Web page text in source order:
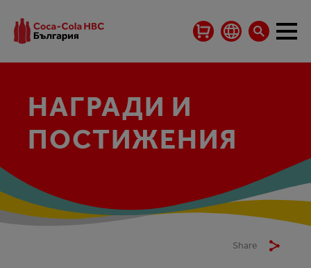
НАГРАДИ И
ПОСТИЖЕНИЯ
Share